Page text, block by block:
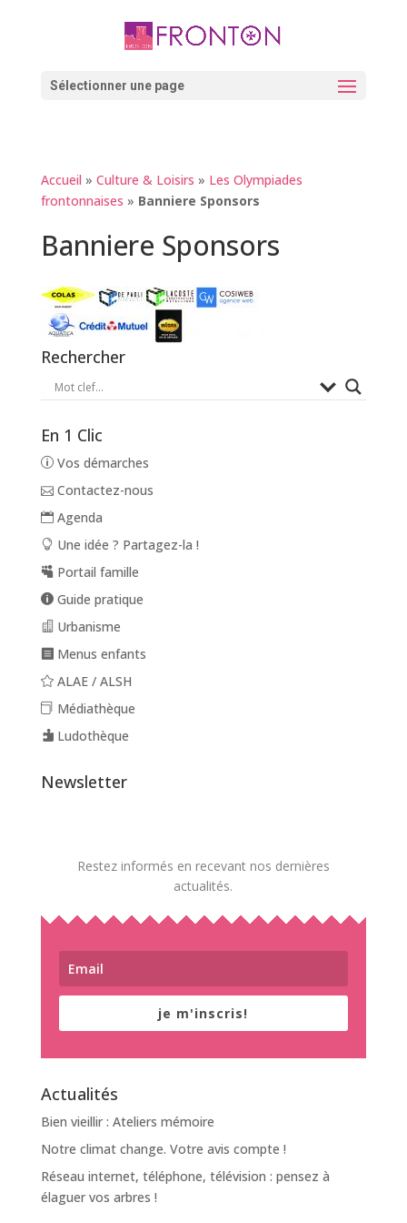
Sélectionner une page
Accueil » Culture & Loisirs » Les Olympiades
frontonnaises » Banniere Sponsors
Banniere Sponsors
Rechercher
En 1 Clic
Vos démarches
Contactez-nous
Agenda
Une idée ? Partagez-la !
Portail famille
Guide pratique
Urbanisme
Menus enfants
ALAE / ALSH
Médiathèque
Ludothèque
Newsletter
Restez informés en recevant nos dernières
actualités.
je m'inscris!
Actualités
Bien vieillir : Ateliers mémoire
Notre climat change. Votre avis compte !
Réseau internet, téléphone, télévision : pensez à
élaguer vos arbres !